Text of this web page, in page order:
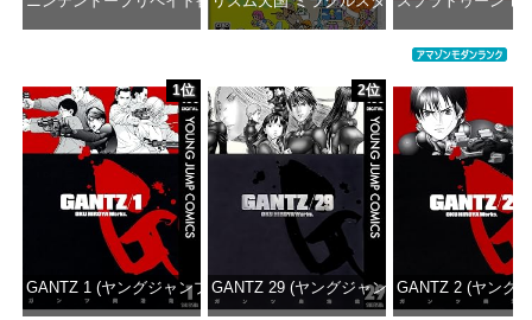
1位
GANTZ 1 (ヤングジャンプコミックスDIGITAL)
2位
GANTZ 29 (ヤングジャンプコミックス
GANTZ 2 (ヤング